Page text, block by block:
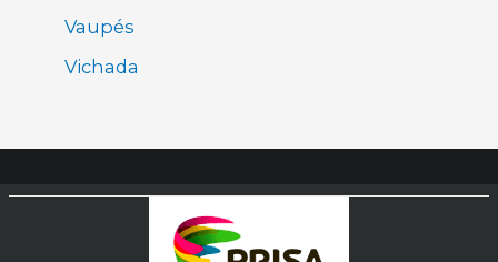
Vaupés
Vichada